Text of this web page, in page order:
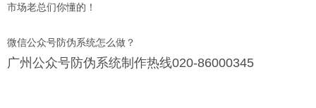
市场老总们你懂的！
微信公众号防伪系统怎么做？
广州公众号防伪系统制作热线020-86000345